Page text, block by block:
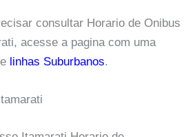
consultar Horario de Onibus
acesse a pagina com uma
linhas Suburbanos.